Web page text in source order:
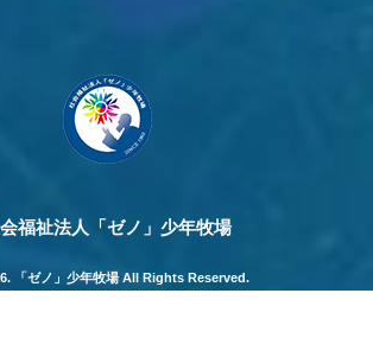
福祉法人「ゼノ」少年牧場
「ゼノ」少年牧場 All Rights Reserved.